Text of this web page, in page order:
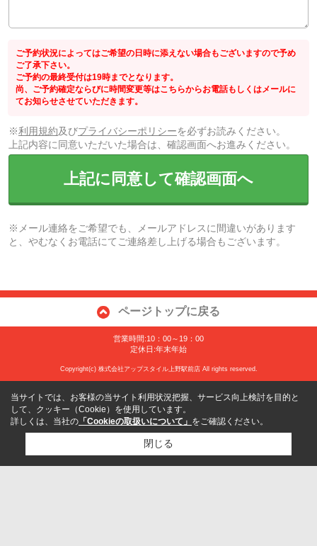
ご予約状況によってはご希望の日時に添えない場合もございますので予め
ご了承下さい。
ご予約の最終受付は19時までとなります。
尚、ご予約確定ならびに時間変更等はこちらからお電話もしくはメールに
てお知らせさせていただきます。
※利用規約及びプライバシーポリシーを必ずお読みください。
上記内容に同意いただいた場合は、確認画面へお進みください。
上記に同意して確認画面へ
※メール連絡をご希望でも、メールアドレスに間違いがあります
と、やむなくお電話にてご連絡差し上げる場合もございます。
ページトップに戻る
営業時間:10：00～19：00
定休日:年末年始
Copyright(c) 株式会社アップスタイル上野駅前店 All rights reserved.
当サイトでは、お客様の当サイト利用状況把握、サービス向上検討を目的と
して、クッキー（Cookie）を使用しています。
詳しくは、当社の 「Cookieの取扱いについて」 をご確認ください。
閉じる